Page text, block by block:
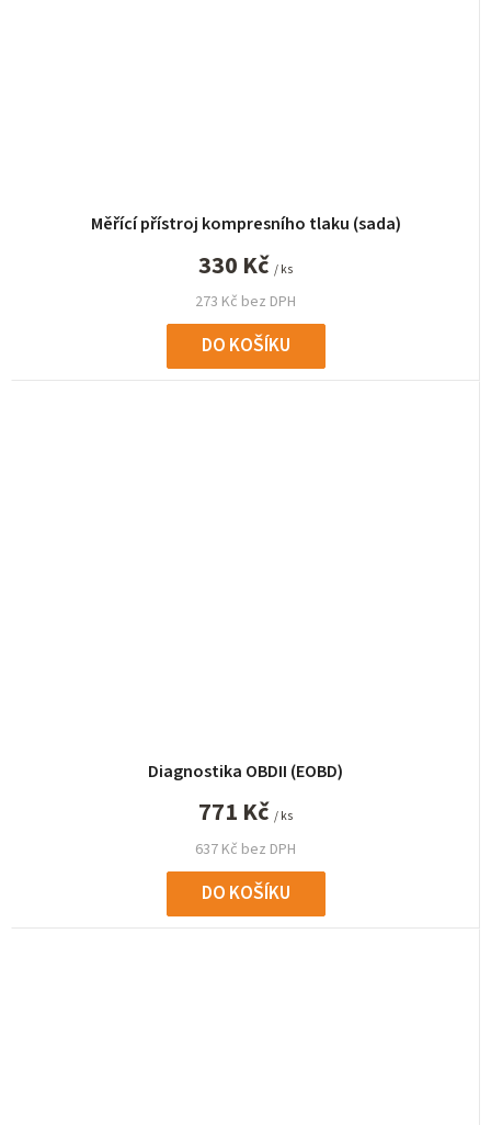
Měřící přístroj kompresního tlaku (sada)
273 Kč bez DPH
330 Kč / ks
DO KOŠÍKU
Diagnostika OBDII (EOBD)
637 Kč bez DPH
771 Kč / ks
DO KOŠÍKU